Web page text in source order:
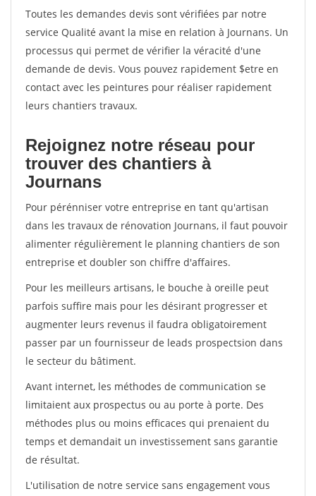
Toutes les demandes devis sont vérifiées par notre
service Qualité avant la mise en relation à Journans. Un
processus qui permet de vérifier la véracité d'une
demande de devis. Vous pouvez rapidement $etre en
contact avec les peintures pour réaliser rapidement
leurs chantiers travaux.
Rejoignez notre réseau pour
trouver des chantiers à
Journans
Pour pérénniser votre entreprise en tant qu'artisan
dans les travaux de rénovation Journans, il faut pouvoir
alimenter régulièrement le planning chantiers de son
entreprise et doubler son chiffre d'affaires.
Pour les meilleurs artisans, le bouche à oreille peut
parfois suffire mais pour les désirant progresser et
augmenter leurs revenus il faudra obligatoirement
passer par un fournisseur de leads prospectsion dans
le secteur du bâtiment.
Avant internet, les méthodes de communication se
limitaient aux prospectus ou au porte à porte. Des
méthodes plus ou moins efficaces qui prenaient du
temps et demandait un investissement sans garantie
de résultat.
L'utilisation de notre service sans engagement vous